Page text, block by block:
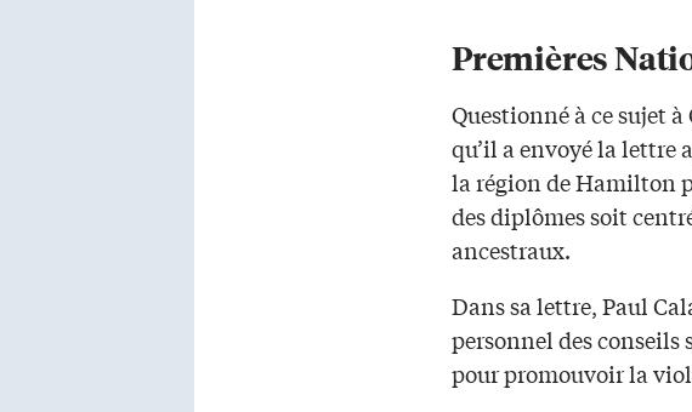
Premières
Questionné à ce sujet
qu’il a envoyé la lettre
la région de Hamilton
des diplômes soit
ancestraux.
Dans sa lettre, Paul
personnel des conseils
pour promouvoir la